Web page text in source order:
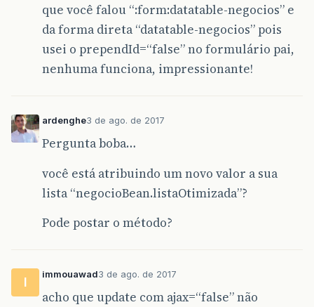
que você falou “:form:datatable-negocios” e
da forma direta “datatable-negocios” pois
usei o prependId=“false” no formulário pai,
nenhuma funciona, impressionante!
ardenghe3 de ago. de 2017
Pergunta boba…
você está atribuindo um novo valor a sua
lista “negocioBean.listaOtimizada”?
Pode postar o método?
I
immouawad3 de ago. de 2017
acho que update com ajax=“false” não